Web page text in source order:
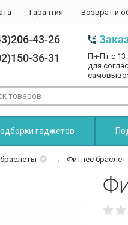
Гарантия Возврат и
43-26
36-31
Пн-Пт с 13
для
гаджетов
Фитнес браслет